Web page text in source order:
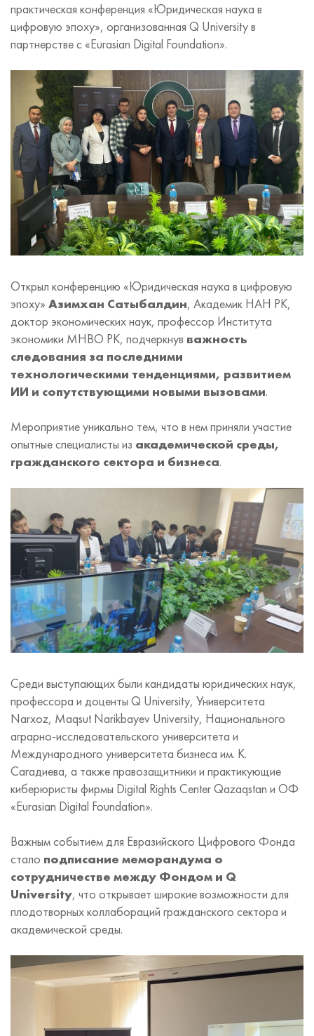
практическая конференция «Юридическая наука в
цифровую эпоху», организованная Q University в
партнерстве с «Eurasian Digital Foundation».
Открыл конференцию «Юридическая наука в цифровую
эпоху» Азимхан Сатыбалдин, Академик НАН РК,
доктор экономических наук, профессор Института
экономики МНВО РК, подчеркнув важность
следования за последними
технологическими тенденциями, развитием
ИИ и сопутствующими новыми вызовами.
Мероприятие уникально тем, что в нем приняли участие
опытные специалисты из академической среды,
гражданского сектора и бизнеса.
Среди выступающих были кандидаты юридических наук,
профессора и доценты Q University, Университета
Narxoz, Maqsut Narikbayev University, Национального
аграрно-исследовательского университета и
Международного университета бизнеса им. К.
Сагадиева, а также правозащитники и практикующие
киберюристы фирмы Digital Rights Center Qazaqstan и ОФ
«Eurasian Digital Foundation».
Важным событием для Евразийского Цифрового Фонда
стало подписание меморандума о
сотрудничестве между Фондом и Q
University, что открывает широкие возможности для
плодотворных коллабораций гражданского сектора и
академической среды.